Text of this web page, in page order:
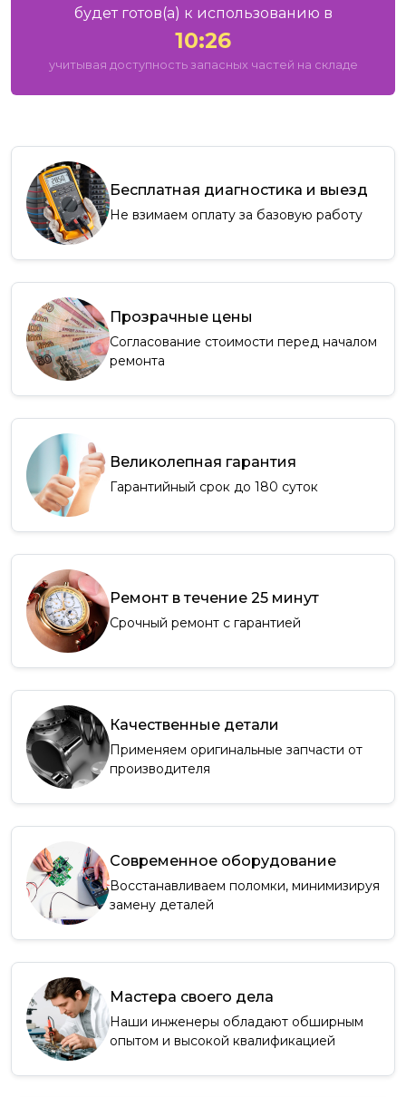
будет готов(а) к использованию в
10:26
учитывая доступность запасных частей на складе
Бесплатная диагностика и выезд
Не взимаем оплату за базовую работу
Прозрачные цены
Согласование стоимости перед началом
ремонта
Великолепная гарантия
Гарантийный срок до 180 суток
Ремонт в течение 25 минут
Срочный ремонт с гарантией
Качественные детали
Применяем оригинальные запчасти от
производителя
Современное оборудование
Восстанавливаем поломки, минимизируя
замену деталей
Мастера своего дела
Наши инженеры обладают обширным
опытом и высокой квалификацией